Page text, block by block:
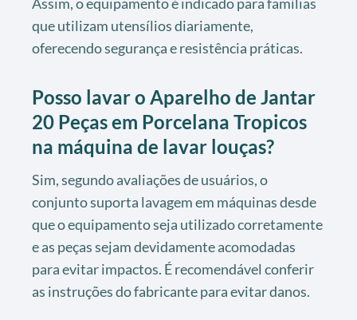
Assim, o equipamento é indicado para famílias
que utilizam utensílios diariamente,
oferecendo segurança e resistência práticas.
Posso lavar o Aparelho de Jantar
20 Peças em Porcelana Tropicos
na máquina de lavar louças?
Sim, segundo avaliações de usuários, o
conjunto suporta lavagem em máquinas desde
que o equipamento seja utilizado corretamente
e as peças sejam devidamente acomodadas
para evitar impactos. É recomendável conferir
as instruções do fabricante para evitar danos.